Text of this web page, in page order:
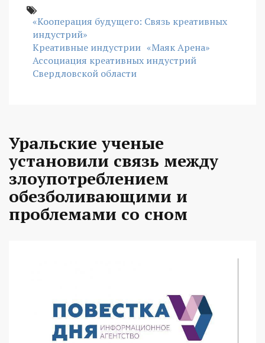
«Кооперация будущего: Связь креативных
индустрий»
Креативные индустрии «Маяк Арена»
Ассоциация креативных индустрий
Свердловской области
Уральские ученые
установили связь между
злоупотреблением
обезболивающими и
проблемами со сном